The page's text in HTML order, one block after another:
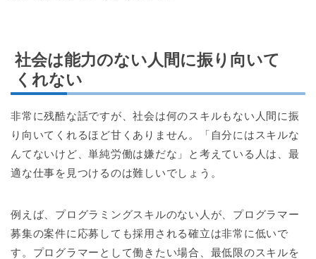
社会は能力のない人間に振り向いて
くれない
非常に残酷な話ですが、社会は何のスキルもない人間に振
り向いてくれるほど甘くありません。「自分にはスキルな
んてないけど、単純労働は嫌だな」と考えている人は、最
適な仕事を見つけるのは難しいでしょう。
例えば、プログラミングスキルのない人が、プログラマー
募集の案件に応募しても採用される確立は非常に低いで
す。プログラマーとして働きたい場合、最低限のスキルを